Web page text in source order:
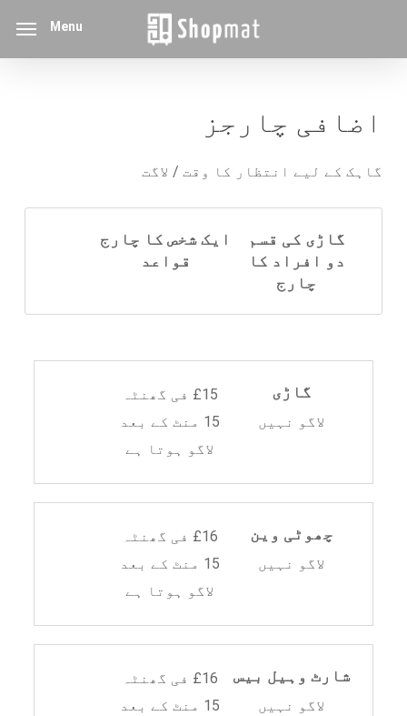
Menu
اضافی چارجز
گاہک کے لیے انتظار کا وقت / لاگت
گاڑی کی قسم
ایک شخص کا چارج
دو افراد کا
چارج
قواعد
گاڑی
£15 فی گھنٹہ
لاگو نہیں
15 منٹ کے بعد
لاگو ہوتا ہے
چھوٹی وین
£16 فی گھنٹہ
لاگو نہیں
15 منٹ کے بعد
لاگو ہوتا ہے
شارٹ وہیل بیس
£16 فی گھنٹہ
لاگو نہیں
15 منٹ کے بعد